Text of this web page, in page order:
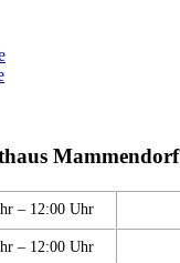
Mammendorf
– 12:00 Uhr
– 12:00 Uhr